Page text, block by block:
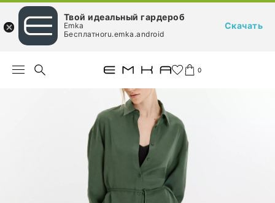
0
Твой идеальный гардероб
Emka
Бесплатноru.emka.android
Скачать